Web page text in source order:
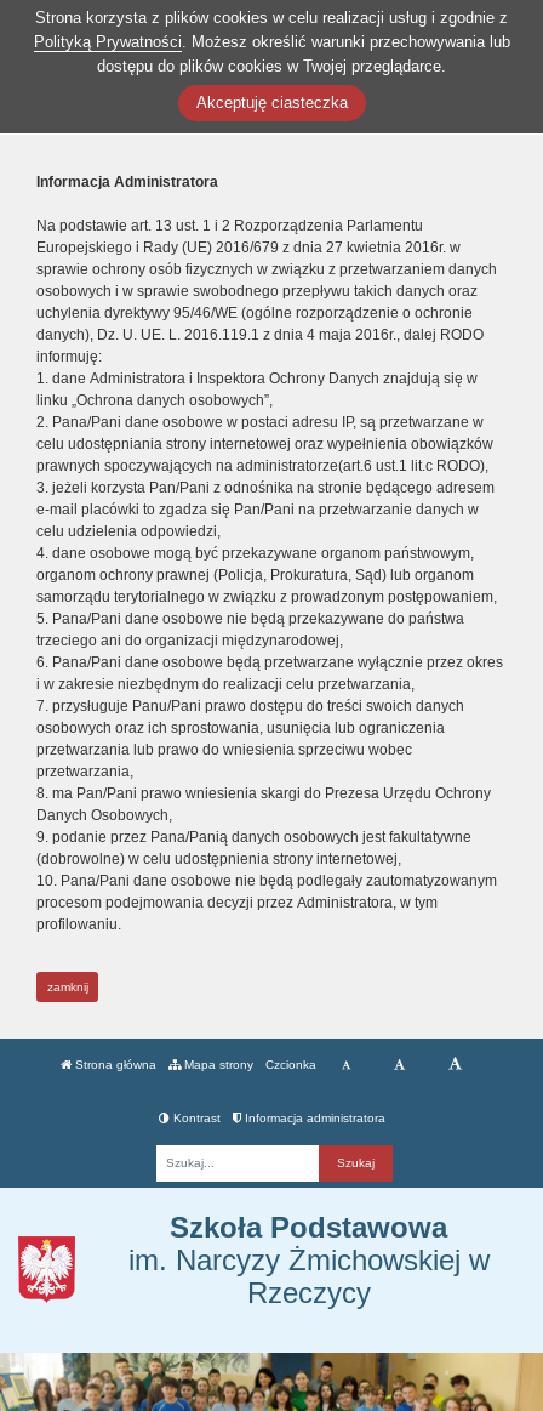
Strona korzysta z plików cookies w celu realizacji usług i zgodnie z
Polityką Prywatności. Możesz określić warunki przechowywania lub
dostępu do plików cookies w Twojej przeglądarce.
Akceptuję ciasteczka
Informacja Administratora
Na podstawie art. 13 ust. 1 i 2 Rozporządzenia Parlamentu
Europejskiego i Rady (UE) 2016/679 z dnia 27 kwietnia 2016r. w
sprawie ochrony osób fizycznych w związku z przetwarzaniem danych
osobowych i w sprawie swobodnego przepływu takich danych oraz
uchylenia dyrektywy 95/46/WE (ogólne rozporządzenie o ochronie
danych), Dz. U. UE. L. 2016.119.1 z dnia 4 maja 2016r., dalej RODO
informuję:
1. dane Administratora i Inspektora Ochrony Danych znajdują się w
linku „Ochrona danych osobowych”,
2. Pana/Pani dane osobowe w postaci adresu IP, są przetwarzane w
celu udostępniania strony internetowej oraz wypełnienia obowiązków
prawnych spoczywających na administratorze(art.6 ust.1 lit.c RODO),
3. jeżeli korzysta Pan/Pani z odnośnika na stronie będącego adresem
e-mail placówki to zgadza się Pan/Pani na przetwarzanie danych w
celu udzielenia odpowiedzi,
4. dane osobowe mogą być przekazywane organom państwowym,
organom ochrony prawnej (Policja, Prokuratura, Sąd) lub organom
samorządu terytorialnego w związku z prowadzonym postępowaniem,
5. Pana/Pani dane osobowe nie będą przekazywane do państwa
trzeciego ani do organizacji międzynarodowej,
6. Pana/Pani dane osobowe będą przetwarzane wyłącznie przez okres
i w zakresie niezbędnym do realizacji celu przetwarzania,
7. przysługuje Panu/Pani prawo dostępu do treści swoich danych
osobowych oraz ich sprostowania, usunięcia lub ograniczenia
przetwarzania lub prawo do wniesienia sprzeciwu wobec
przetwarzania,
8. ma Pan/Pani prawo wniesienia skargi do Prezesa Urzędu Ochrony
Danych Osobowych,
9. podanie przez Pana/Panią danych osobowych jest fakultatywne
(dobrowolne) w celu udostępnienia strony internetowej,
10. Pana/Pani dane osobowe nie będą podlegały zautomatyzowanym
procesom podejmowania decyzji przez Administratora, w tym
profilowaniu.
zamknij
Strona główna Mapa strony Czcionka
Kontrast Informacja administratora
Szkoła Podstawowa
im. Narcyzy Żmichowskiej w
Rzeczycy